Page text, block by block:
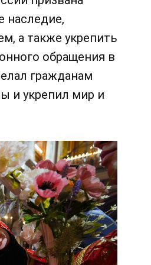
наследие,
а также укрепить
обращения в
гражданам
и укрепил мир и